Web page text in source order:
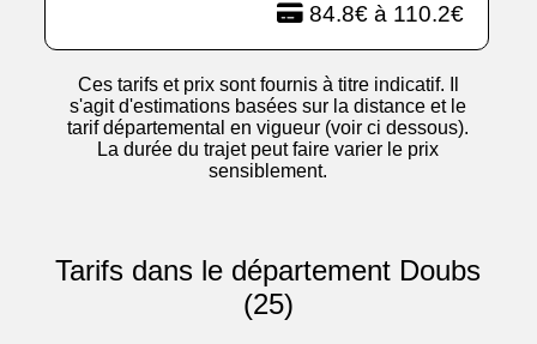
84.8€ à 110.2€
Ces tarifs et prix sont fournis à titre indicatif. Il
s'agit d'estimations basées sur la distance et le
tarif départemental en vigueur (voir ci dessous).
La durée du trajet peut faire varier le prix
sensiblement.
Tarifs dans le département Doubs
(25)